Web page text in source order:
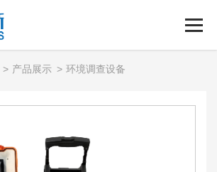
产品展示 环境调查设备